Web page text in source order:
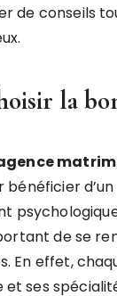
de conseils
la
d’un
de se
En effet,
ses